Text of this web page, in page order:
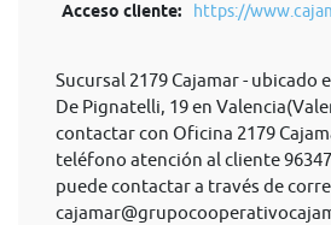
Acceso cliente: https://
Sucursal 2179 Cajamar - ubicado
De Pignatelli, 19 en
contactar con Oficina 2179
teléfono atención al cliente
puede contactar a través de